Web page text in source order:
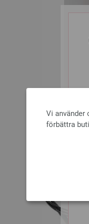
Vi använder
förbättra